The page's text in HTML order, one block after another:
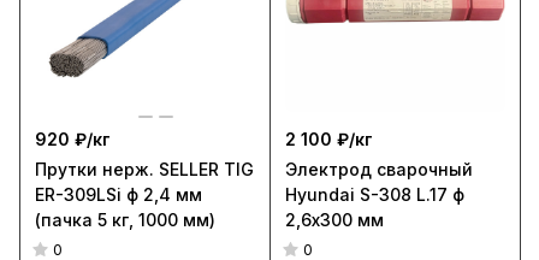
920 ₽/кг
Прутки нерж. SELLER TIG
ER-309LSi ф 2,4 мм
(пачка 5 кг, 1000 мм)
0
2 100 ₽/кг
Электрод сварочный
Hyundai S-308 L.17 ф
2,6х300 мм
0